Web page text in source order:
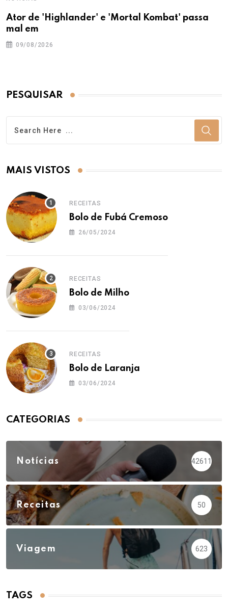
Ator de 'Highlander' e 'Mortal Kombat' passa
mal em
09/08/2026
PESQUISAR
MAIS VISTOS
RECEITAS
Bolo de Fubá Cremoso
26/05/2024
RECEITAS
Bolo de Milho
03/06/2024
RECEITAS
Bolo de Laranja
03/06/2024
CATEGORIAS
Notícias 42611
Receitas 50
Viagem 623
TAGS